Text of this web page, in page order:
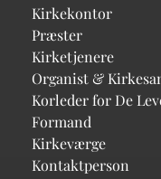
Kirkekontor
Præster
Kirketjenere
Organist &
Korleder for De
Formand
Kirkeværge
Kontaktperson